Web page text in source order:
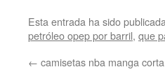
Esta entrada ha sido
petróleo opep por barril, que
← camisetas nba manga corta